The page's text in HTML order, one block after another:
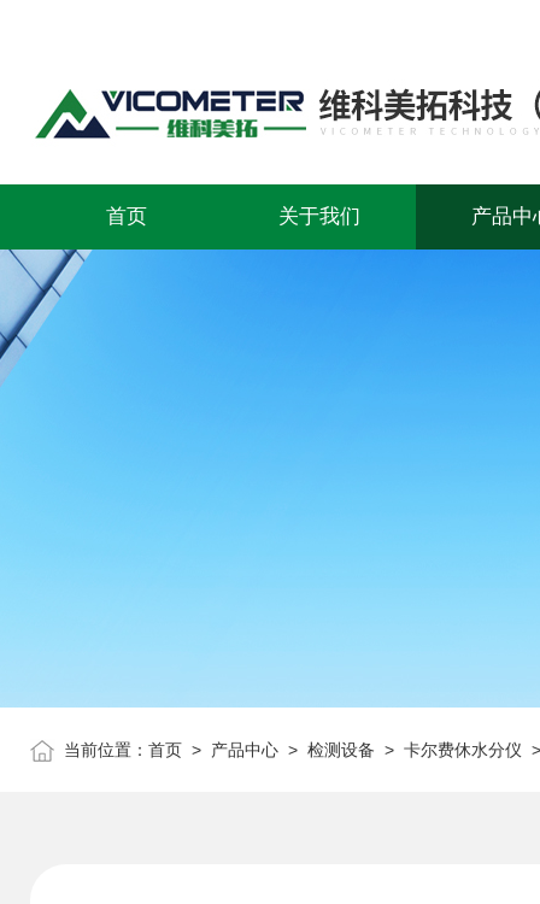
首页 关于我们 产品中
当前位置： 首页 > 产品中心 > 检测设备 > 卡尔费休水分仪